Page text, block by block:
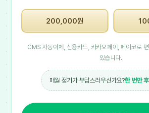
200,000원
CMS 자동이체, 신용카드, 카카오페이, 페이코로
있습니다.
매월 정기가 부담스러우신가요?한 번만